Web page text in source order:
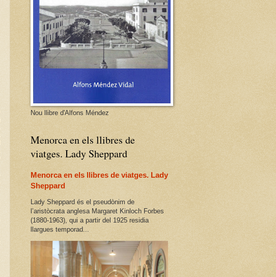
Nou llibre d'Alfons Méndez
Menorca en els llibres de
viatges. Lady Sheppard
Menorca en els llibres de viatges. Lady
Sheppard
Lady Sheppard és el pseudònim de
l’aristòcrata anglesa Margaret Kinloch Forbes
(1880-1963), qui a partir del 1925 residia
llargues temporad...